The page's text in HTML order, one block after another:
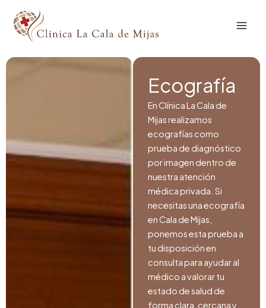
contenido
Ecografía
En Clínica La Cala de
Mijas realizamos
ecografías como
prueba de diagnóstico
por imagen dentro de
nuestra atención
médica privada. Si
necesitas una ecografía
en Cala de Mijas,
ponemos esta prueba a
tu disposición en
consulta para ayudar al
médico a valorar tu
estado de salud de
forma clara, cercana y